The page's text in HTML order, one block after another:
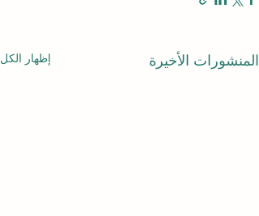
المنشورات الأخيرة إظهار الكل